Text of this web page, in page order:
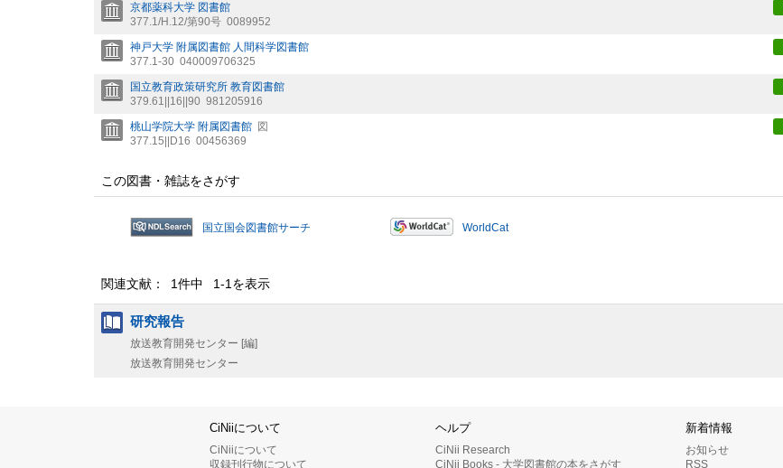
京都薬科大学 図書館
377.1/H.12/第90号 0089952
神戸大学 附属図書館 人間科学図書館
377.1-30 040009706325
国立教育政策研究所 教育図書館
379.61||16||90 981205916
桃山学院大学 附属図書館 図
377.15||D16 00456369
この図書・雑誌をさがす
国立国会図書館サーチ WorldCat
関連文献： 1件中 1-1を表示
研究報告
放送教育開発センター [編]
放送教育開発センター
CiNiiについて
CiNiiについて
収録刊行物について
ヘルプ
CiNii Research
CiNii Books - 大学図書館の本をさがす
新着情報
お知らせ
RSS